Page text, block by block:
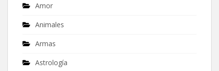
Amor
Animales
Armas
Astrología